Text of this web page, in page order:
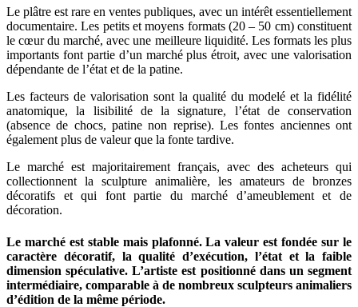
Le plâtre est rare en ventes publiques, avec un intérêt essentiellement
documentaire. Les petits et moyens formats (20 – 50 cm) constituent
le cœur du marché, avec une meilleure liquidité. Les formats les plus
importants font partie d’un marché plus étroit, avec une valorisation
dépendante de l’état et de la patine.
Les facteurs de valorisation sont la qualité du modelé et la fidélité
anatomique, la lisibilité de la signature, l’état de conservation
(absence de chocs, patine non reprise). Les fontes anciennes ont
également plus de valeur que la fonte tardive.
Le marché est majoritairement français, avec des acheteurs qui
collectionnent la sculpture animalière, les amateurs de bronzes
décoratifs et qui font partie du marché d’ameublement et de
décoration.
Le marché est stable mais plafonné. La valeur est fondée sur le
caractère décoratif, la qualité d’exécution, l’état et la faible
dimension spéculative. L’artiste est positionné dans un segment
intermédiaire, comparable à de nombreux sculpteurs animaliers
d’édition de la même période.